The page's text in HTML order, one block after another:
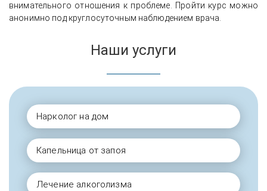
внимательного отношения к проблеме. Пройти курс можно
анонимно под круглосуточным наблюдением врача.
Наши услуги
Нарколог на дом
Капельница от запоя
Лечение алкоголизма